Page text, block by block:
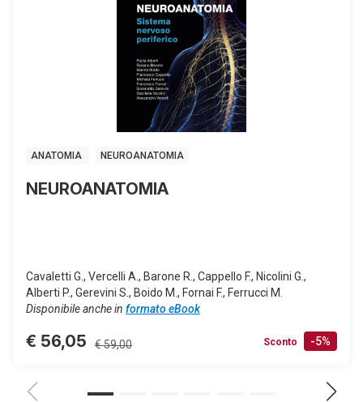
ANATOMIA NEUROANATOMIA
NEUROANATOMIA
Cavaletti G., Vercelli A., Barone R., Cappello F., Nicolini G.,
Alberti P., Gerevini S., Boido M., Fornai F., Ferrucci M.
Disponibile anche in formato eBook
€ 56,05 € 59,00 Sconto -5%